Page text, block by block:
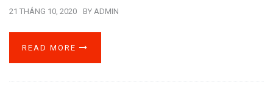
21 THÁNG 10, 2020 BY ADMIN
READ MORE